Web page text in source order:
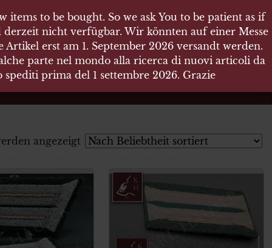
angezeigt
to be bought. So we ask You to be patient as if
derzeit nicht verfügbar. Wir könnten auf einer Messe
erst am 1. September 2026 versandt werden.
parte nel mondo alla ricerca di nuovi articoli da
prima del 1 settembre 2026. Grazie